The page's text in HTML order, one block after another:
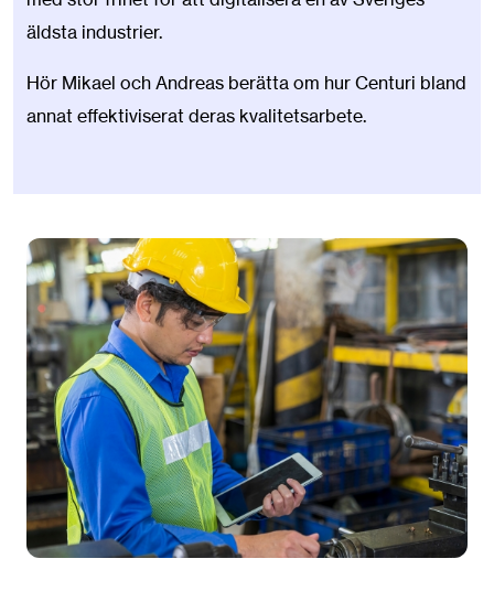
äldsta industrier.
Hör Mikael och Andreas berätta om hur Centuri bland
annat effektiviserat deras kvalitetsarbete.